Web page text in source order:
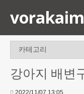
vorakaim
강아지 배변
2022/11/07 13:05